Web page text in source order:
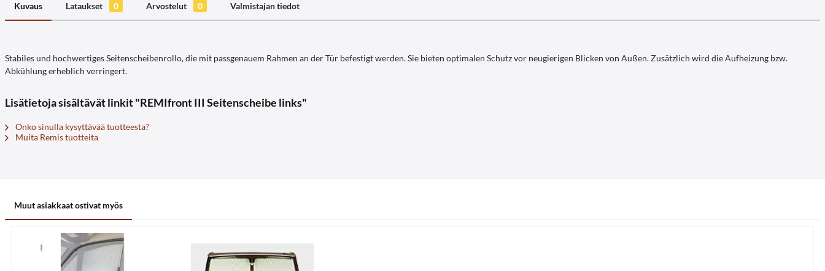
Kuvaus Lataukset 0 Arvostelut 0 Valmistajan tiedot
Stabiles und hochwertiges Seitenscheibenrollo, die mit passgenauem Rahmen an der Tür befestigt werden. Sie bieten optimalen Schutz vor neugierigen Blicken von Außen. Zusätzlich wird die Aufheizung bzw.
Abkühlung erheblich verringert.
Lisätietoja sisältävät linkit "REMIfront III Seitenscheibe links"
Onko sinulla kysyttävää tuotteesta?
Muita Remis tuotteita
Muut asiakkaat ostivat myös